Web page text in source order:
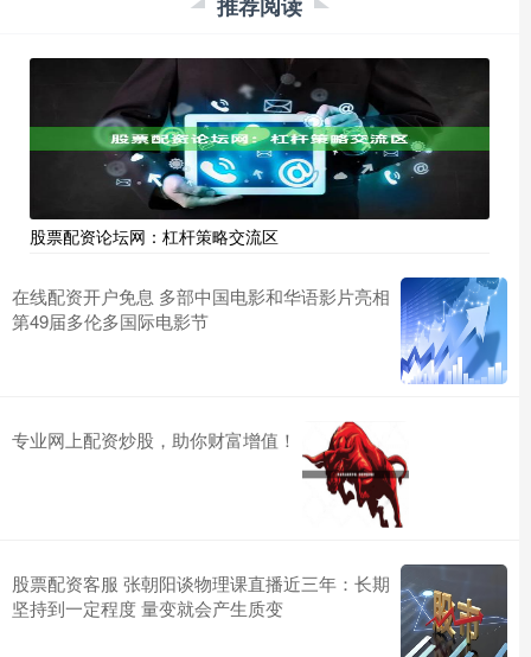
股票配资论坛网：杠杆策略交流区
在线配资开户免息 多部中国电影和华语影片亮相
第49届多伦多国际电影节
专业网上配资炒股，助你财富增值！
股票配资客服 张朝阳谈物理课直播近三年：长期
坚持到一定程度 量变就会产生质变